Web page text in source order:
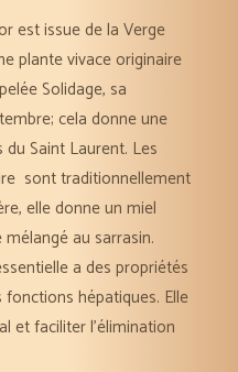
est issue de la Verge
plante vivace originaire
Solidage, sa
cela donne une
Saint Laurent. Les
sont traditionnellement
elle donne un miel
au sarrasin.
a des propriétés
hépatiques. Elle
et faciliter l’élimination